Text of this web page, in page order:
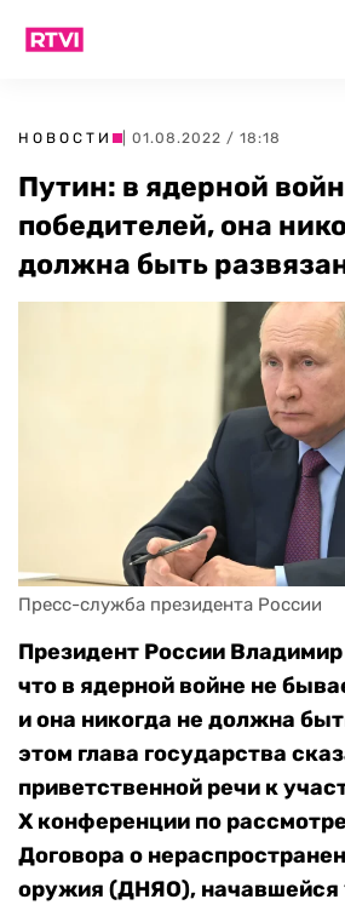
НОВОСТИ | 01.08.2022 / 18:18
Путин: в ядерной
победителей, она
должна быть
Пресс-служба президента России
Президент России
что в ядерной войне не
и она никогда не должна
этом глава государства
приветственной речи к
X конференции по
Договора о
оружия (ДНЯО), начавшейся